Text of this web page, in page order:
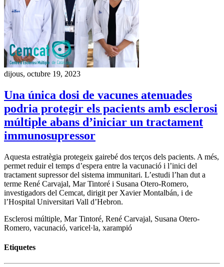
dijous, octubre 19, 2023
Una única dosi de vacunes atenuades
podria protegir els pacients amb esclerosi
múltiple abans d’iniciar un tractament
immunosupressor
Aquesta estratègia protegeix gairebé dos terços dels pacients. A més,
permet reduir el temps d’espera entre la vacunació i l’inici del
tractament supressor del sistema immunitari. L’estudi l’han dut a
terme René Carvajal, Mar Tintoré i Susana Otero-Romero,
investigadors del Cemcat, dirigit per Xavier Montalbán, i de
l’Hospital Universitari Vall d’Hebron.
Esclerosi múltiple, Mar Tintoré, René Carvajal, Susana Otero-
Romero, vacunació, varicel·la, xarampió
Etiquetes